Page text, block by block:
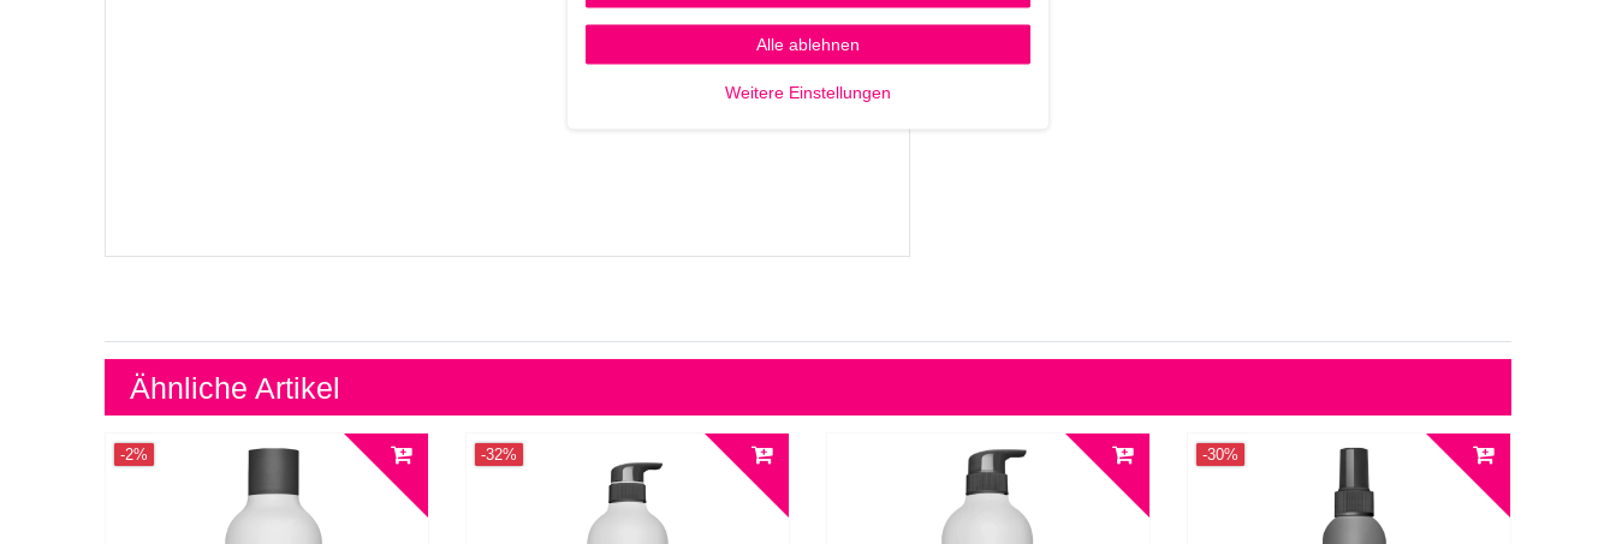
Ähnliche Artikel
-2% -32% -30%
Alle ablehnen
Weitere Einstellungen